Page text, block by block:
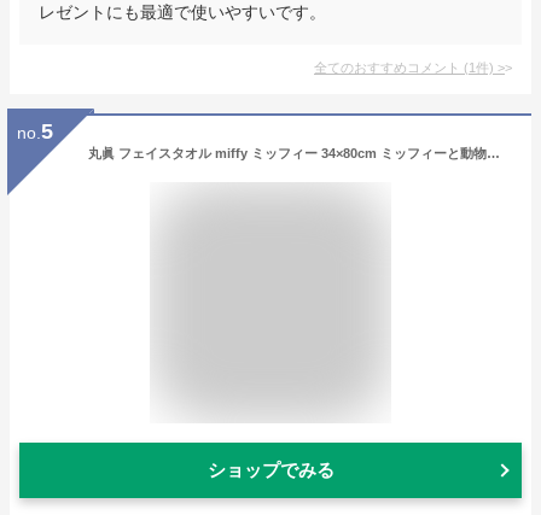
レゼントにも最適で使いやすいです。
全てのおすすめコメント (1件) >
no. 5
丸眞 フェイスタオル miffy ミッフィー 34×80cm ミッフィーと動物たち 綿100% 5805014100
ショップでみる